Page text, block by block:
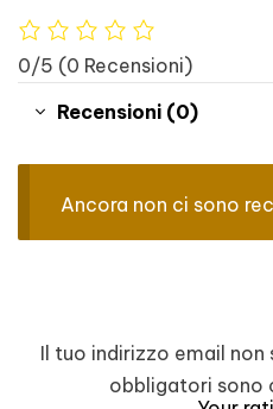
0/5 (0 Recensioni)
Recensioni (0)
Ancora non ci sono
Il tuo indirizzo email non
obbligatori sono